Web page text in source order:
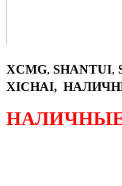
XCMG, SHANTUI,
XICHAI,
НАЛИЧНЫЕ